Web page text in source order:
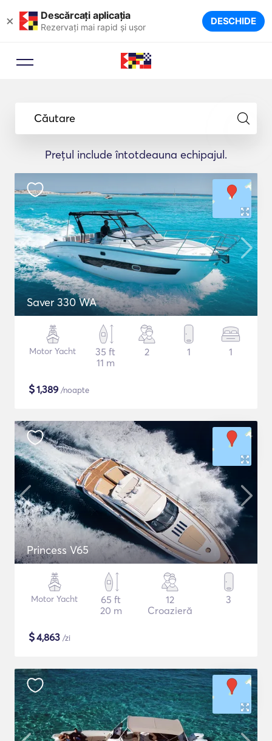
× Descărcați aplicația
Rezervați mai rapid și ușor DESCHIDE
Căutare
Prețul include întotdeauna echipajul.
Saver 330 WA
Motor Yacht
35 ft
11 m
2 1 1
$1,389 /noapte
Princess V65
Motor Yacht
65 ft
20 m
12
Croazieră
3
$4,863 /zi